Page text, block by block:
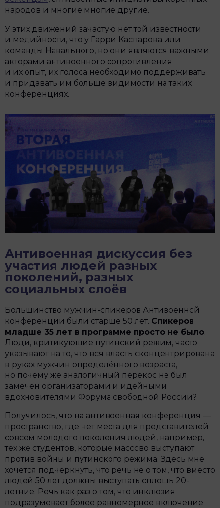
народов и многие многие другие.
У этих движений зачастую нет той известности
и медийности, что у Гарри Каспарова или
команды Навального, но они являются важными
акторами антивоенного сопротивления
и их опыт, их голоса необходимо поддерживать
и придавать им больше видимости на таких
конференциях.
Антивоенная дискуссия без
участия людей разных
поколений, разных
социальных слоёв
Большинство мужчин-спикеров Антивоенной
конференции были старше 50 лет. Спикеров
младше 35 лет в программе просто не было.
Люди, критикующие путинский режим, часто
указывают на то, что вся власть сконцентрирована
в руках мужчин определённого возраста,
но почему же аналогичный перекос не был
замечен организаторами и идейными
вдохновителями Форума свободной России?
Получилось, что на антивоенная конференция —
пространство, где нет места для представителей
совсем молодого поколения людей, например,
тех же студентов, которые массово выступают
против войны и путинского режима. Здесь мне
хочется подчеркнуть, что речь не о том, что вместо
людей 50 лет должны выступать сплошь 20-
летние. Речь как раз о том, что инклюзия
подразумевает более равномерное включение